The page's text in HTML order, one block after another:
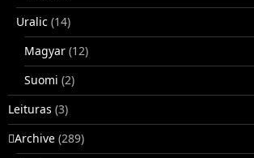
Uralic (14)
Magyar (12)
Suomi (2)
Leituras (3)
􏿽Archive (289)